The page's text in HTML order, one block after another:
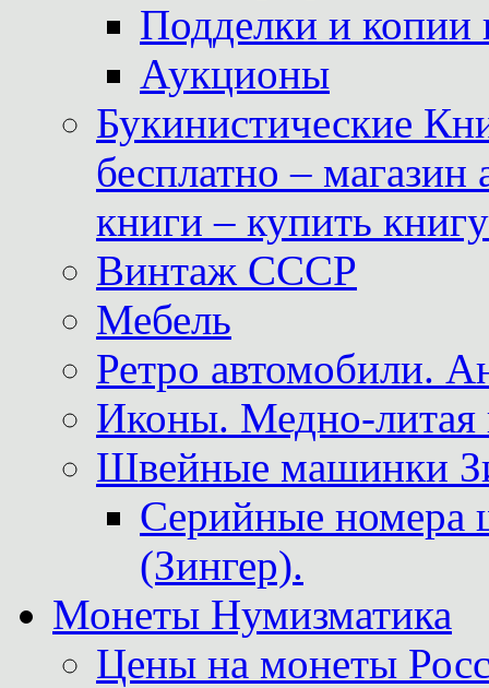
Подделки и копии
Аукционы
Букинистические
бесплатно –
книги – купить
Винтаж СССР
Мебель
Ретро автомобили.
Иконы. Медно-литая
Швейные машинки
Серийные
(Зингер).
Монеты Нумизматика
Цены на монеты